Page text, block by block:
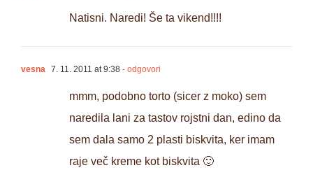
Natisni. Naredi! Še ta vikend!!!!
vesna 7. 11. 2011 at 9:38 - odgovori
mmm, podobno torto (sicer z moko) sem
naredila lani za tastov rojstni dan, edino da
sem dala samo 2 plasti biskvita, ker imam
raje več kreme kot biskvita 🙂